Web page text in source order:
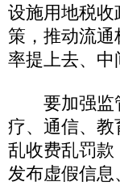
设施用地税
策，推动流
率提上去、中
要加强监管
疗、通信、
乱收费乱罚
发布虚假信